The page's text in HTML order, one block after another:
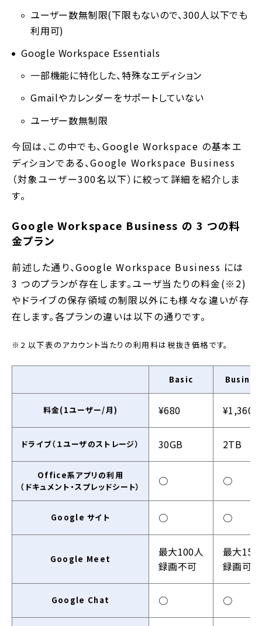
ユーザー数無制限(下限もないので、300人以下でも
利用可)
Google Workspace Essentials
一部機能に特化した、特殊なエディション
Gmailやカレンダーをサポートしていない
ユーザー数無制限
今回は、この中でも、Google Workspace の基本エ
ディションである、Google Workspace Business
（対象ユーザー300名以下）に絞って詳細を紹介しま
す。
Google Workspace Business の 3 つの料
金プラン
前述した通り、Google Workspace Business には
3 つのプランが存在します。ユーザ当たりの料金(※2)
やドライブの保存領域の制限以外にも様々な違いが存
在します。各プランの違いは以下の通りです。
※2 以下表のアカウント当たりの利用料は税抜き価格です。
Basic
料金(1ユーザー/月) ¥680 ¥1,360
ドライブ（１ユーザのストレージ） 30GB 2TB
Office系アプリの利用
（ドキュメント・スプレッドシート）
○ ○
Google サイト ○ ○
Google Meet
最大100人
録画不可
最大150
録画可
Google Chat ○ ○